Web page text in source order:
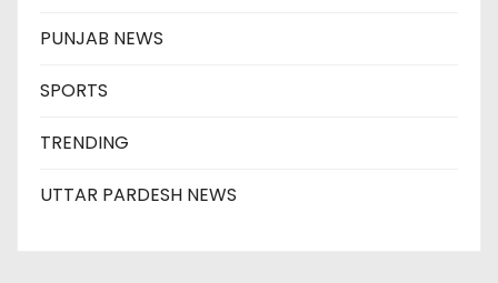
PUNJAB NEWS
SPORTS
TRENDING
UTTAR PARDESH NEWS